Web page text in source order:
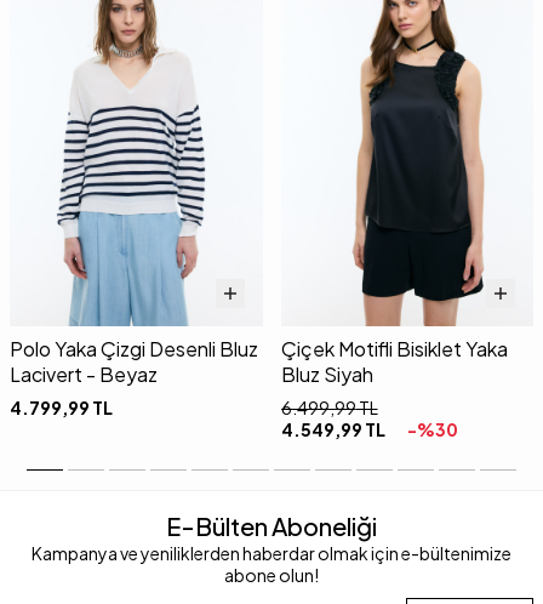
Polo Yaka Çizgi Desenli Bluz
Lacivert - Beyaz
4.799,99 TL
Çiçek Motifli Bisiklet Yaka
Bluz Siyah
6.499,99TL
4.549,99 TL -%30
E-Bülten Aboneliği
Kampanya ve yeniliklerden haberdar olmak için e-bültenimize
abone olun!